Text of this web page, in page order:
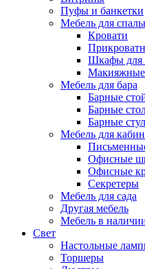
Пуфы и банкетки
Мебель для
Кровати
Шкафы для
Макияжные
Мебель для бара
Барные
Барные
Барные
Мебель для
Офисные
Офисные
Секретеры
Мебель для сада
Другая мебель
Мебель в
Свет
Настольные
Торшеры